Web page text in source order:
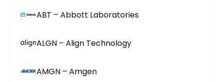
ABT – Abbott Laboratories
ALGN – Align Technology
AMGN – Amgen